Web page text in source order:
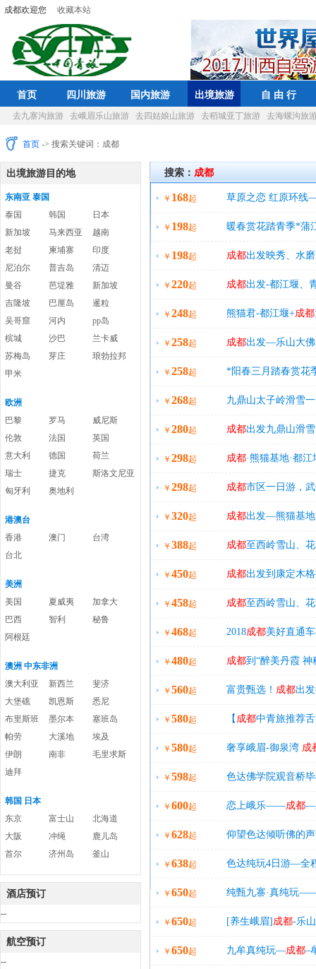
成都欢迎您 收藏本站
首页 四川旅游 国内旅游 出境旅游 自 由 行
去九寨沟旅游 去峨眉乐山旅游 去四姑娘山旅游 去稻城亚丁旅游 去海螺沟旅
首页 -> 搜索关键词：成都
出境旅游目的地
东南亚 泰国
泰国
韩国
日本
新加坡
马来西亚
越南
老挝
柬埔寨
印度
尼泊尔
普吉岛
清迈
曼谷
芭堤雅
新加坡
吉隆坡
巴厘岛
暹粒
吴哥窟
河内
pp岛
槟城
沙巴
兰卡威
苏梅岛
芽庄
琅勃拉邦
甲米
欧洲
巴黎
罗马
威尼斯
伦敦
法国
英国
意大利
德国
荷兰
瑞士
捷克
斯洛文尼亚
匈牙利
奥地利
港澳台
香港
澳门
台湾
台北
美洲
美国
夏威夷
加拿大
巴西
智利
秘鲁
阿根廷
澳洲 中东非洲
澳大利亚
新西兰
斐济
大堡礁
凯恩斯
悉尼
布里斯班
墨尔本
塞班岛
帕劳
大溪地
埃及
伊朗
南非
毛里求斯
迪拜
韩国 日本
东京
富士山
北海道
大阪
冲绳
鹿儿岛
首尔
济州岛 釜山
酒店预订
--
航空预订
--
搜索： 成都
￥ 168起 草原之恋 红原环线
￥ 198起 暖春赏花踏青季*蒲
￥ 198起 成都出发映秀、水
￥ 220起 成都出发-都江堰、
￥ 248起 熊猫君-都江堰+成都
吃边看--川剧变脸秀
￥ 258起 成都出发—乐山大佛
￥ 258起 *阳春三月踏春赏花
￥ 268起 九鼎山太子岭滑雪
￥ 280起 成都出发九鼎山滑
￥ 298起 成都·熊猫基地·都
跟拍！
￥ 298起 成都市区一日游，
￥ 320起 成都出发—熊猫基
￥ 388起 成都至西岭雪山、
￥ 450起 成都出发到康定木
￥ 458起 成都至西岭雪山、
￥ 468起 2018成都美好直通
价值68元当地特色
￥ 480起 成都到“醉美丹霞 神
￥ 560起 富贵甄选！ 成都出
准酒店，九寨沟最
￥ 580起 【 成都中青旅推荐
店+跷脚牛肉+川剧
￥ 580起 奢享峨眉-御泉湾 成
赠送川剧变脸火锅
￥ 598起 色达佛学院观音桥
￥ 600起 恋上峨乐——成都—
日游
￥ 628起 仰望色达倾听佛的
城标准住宿，赠送
￥ 638起 色达纯玩4日游—全
独卫！赠送活佛开
￥ 650起 纯甄九寨·真纯玩
九寨沟观光车，赠
￥ 650起 [养生峨眉] 成都-乐
赠送温泉，可升级
￥ 650起 九牟真纯玩—成都–